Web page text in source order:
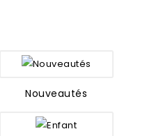
Nouveautés